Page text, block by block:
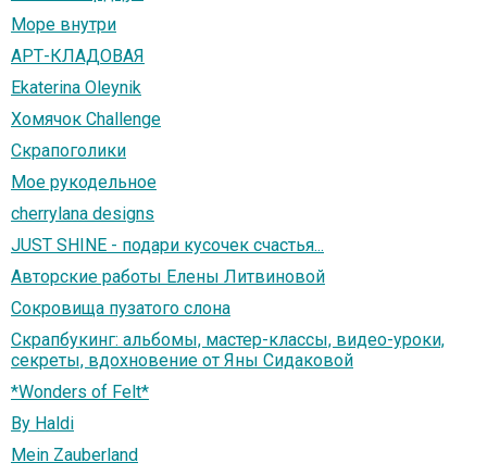
Море внутри
АРТ-КЛАДОВАЯ
Ekaterina Oleynik
Хомячок Challenge
Скрапоголики
Мое рукодельное
cherrylana designs
JUST SHINE - подари кусочек счастья...
Авторские работы Елены Литвиновой
Сокровища пузатого слона
Скрапбукинг: альбомы, мастер-классы, видео-уроки,
секреты, вдохновение от Яны Сидаковой
*Wonders of Felt*
By Haldi
Mein Zauberland